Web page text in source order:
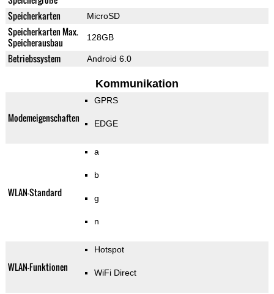
Speicherkarten MicroSD
Speicherkarten Max.
Speicherausbau
128GB
Betriebssystem Android 6.0
Kommunikation
Modemeigenschaften
GPRS
EDGE
WLAN-Standard
a
b
g
n
WLAN-Funktionen
Hotspot
WiFi Direct